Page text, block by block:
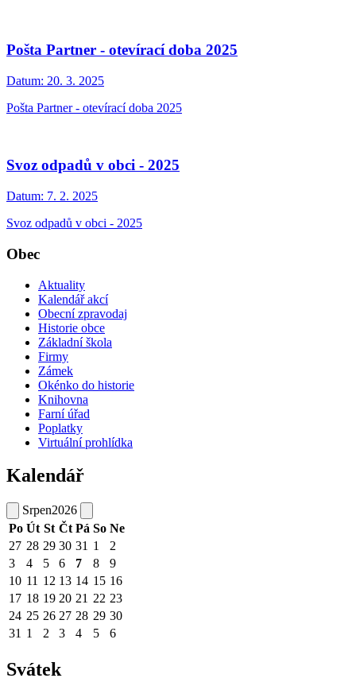
Pošta Partner - otevírací doba 2025
Datum: 20. 3. 2025
Pošta Partner - otevírací doba 2025
Svoz odpadů v obci - 2025
Datum: 7. 2. 2025
Svoz odpadů v obci - 2025
Obec
Aktuality
Kalendář akcí
Obecní zpravodaj
Historie obce
Základní škola
Firmy
Zámek
Okénko do historie
Knihovna
Farní úřad
Poplatky
Virtuální prohlídka
Kalendář
Srpen2026
Po Út St Čt Pá So Ne
27 28 29 30 31 1
2
3
4 5 6 7 8
9
10 11 12 13 14 15 16
17 18 19 20 21 22 23
24 25 26 27 28 29 30
31 1 2 3 4 5 6
Svátek